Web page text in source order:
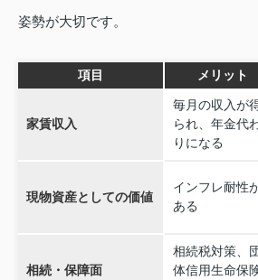
姿勢が大切です。
項目 メリット
家賃収入
毎月の収入が
られ、年金代
りになる
現物資産としての価値
インフレ耐性
ある
相続・保障面
相続税対策、
体信用生命保